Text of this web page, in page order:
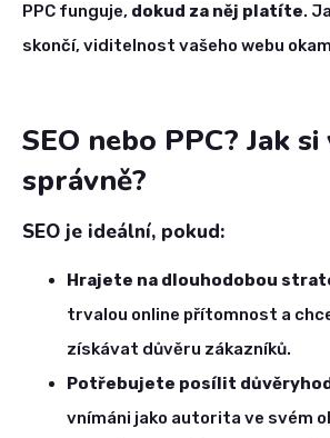
PPC funguje, dokud za něj platíte.
skončí, viditelnost vašeho webu
SEO nebo PPC? Jak
správně?
SEO je ideální, pokud:
Hrajete na dlouhodobou
trvalou online přítomnost a
získávat důvěru zákazníků.
Potřebujete posílit
vnímáni jako autorita ve svém